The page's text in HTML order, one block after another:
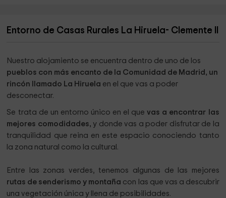
Entorno de Casas Rurales La Hiruela- Clemente II
Nuestro alojamiento se encuentra dentro de uno de los
pueblos con más encanto de la Comunidad de Madrid, un
rincón llamado La Hiruela en el que vas a poder
desconectar.
Se trata de un entorno único en el que vas a encontrar las
mejores comodidades, y donde vas a poder disfrutar de la
tranquilidad que reina en este espacio conociendo tanto
la zona natural como la cultural.
Entre las zonas verdes, tenemos algunas de las mejores
rutas de senderismo y montaña con las que vas a descubrir
una vegetación única y llena de posibilidades.